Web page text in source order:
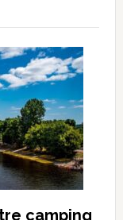
camping